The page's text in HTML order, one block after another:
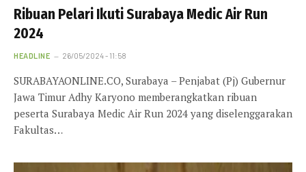
Ribuan Pelari Ikuti Surabaya Medic Air Run
2024
HEADLINE 26/05/2024 - 11:58
SURABAYAONLINE.CO, Surabaya – Penjabat (Pj) Gubernur
Jawa Timur Adhy Karyono memberangkatkan ribuan
peserta Surabaya Medic Air Run 2024 yang diselenggarakan
Fakultas…